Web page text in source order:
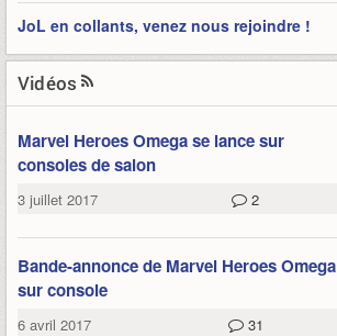
JoL en collants, venez nous rejoindre !
Vidéos
Marvel Heroes Omega se lance sur
consoles de salon
3 juillet 2017 2
Bande-annonce de Marvel Heroes Omega
sur console
6 avril 2017 31